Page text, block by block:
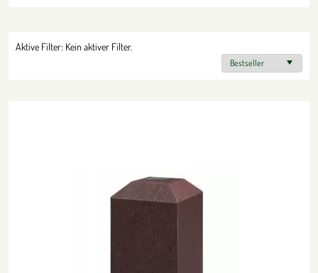
Aktive Filter: Kein aktiver Filter.